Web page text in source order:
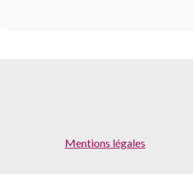
Mentions légales